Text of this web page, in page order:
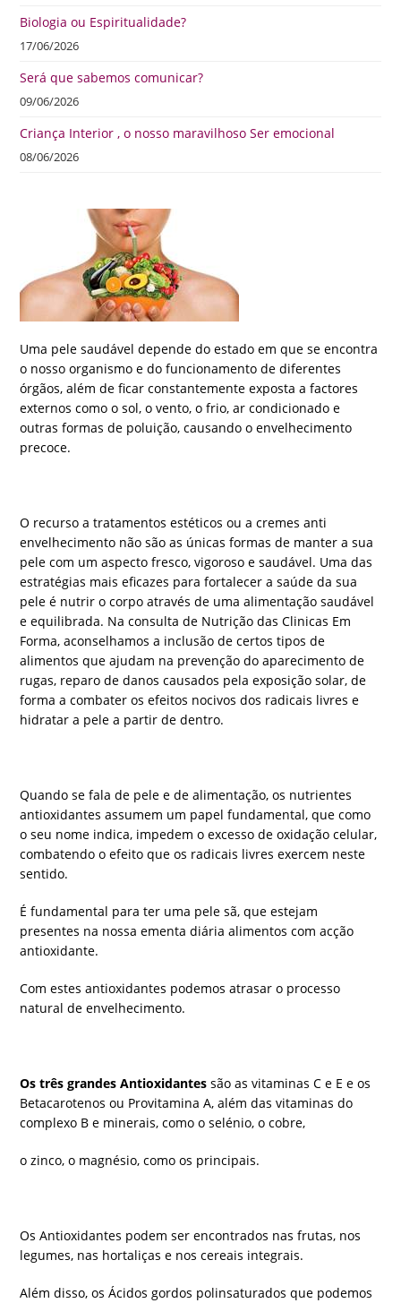
Biologia ou Espiritualidade?
17/06/2026
Será que sabemos comunicar?
09/06/2026
Criança Interior , o nosso maravilhoso Ser emocional
08/06/2026
Uma pele saudável depende do estado em que se encontra
o nosso organismo e do funcionamento de diferentes
órgãos, além de ficar constantemente exposta a factores
externos como o sol, o vento, o frio, ar condicionado e
outras formas de poluição, causando o envelhecimento
precoce.
O recurso a tratamentos estéticos ou a cremes anti
envelhecimento não são as únicas formas de manter a sua
pele com um aspecto fresco, vigoroso e saudável. Uma das
estratégias mais eficazes para fortalecer a saúde da sua
pele é nutrir o corpo através de uma alimentação saudável
e equilibrada. Na consulta de Nutrição das Clinicas Em
Forma, aconselhamos a inclusão de certos tipos de
alimentos que ajudam na prevenção do aparecimento de
rugas, reparo de danos causados pela exposição solar, de
forma a combater os efeitos nocivos dos radicais livres e
hidratar a pele a partir de dentro.
Quando se fala de pele e de alimentação, os nutrientes
antioxidantes assumem um papel fundamental, que como
o seu nome indica, impedem o excesso de oxidação celular,
combatendo o efeito que os radicais livres exercem neste
sentido.
É fundamental para ter uma pele sã, que estejam
presentes na nossa ementa diária alimentos com acção
antioxidante.
Com estes antioxidantes podemos atrasar o processo
natural de envelhecimento.
Os três grandes Antioxidantes são as vitaminas C e E e os
Betacarotenos ou Provitamina A, além das vitaminas do
complexo B e minerais, como o selénio, o cobre,
o zinco, o magnésio, como os principais.
Os Antioxidantes podem ser encontrados nas frutas, nos
legumes, nas hortaliças e nos cereais integrais.
Além disso, os Ácidos gordos polinsaturados que podemos